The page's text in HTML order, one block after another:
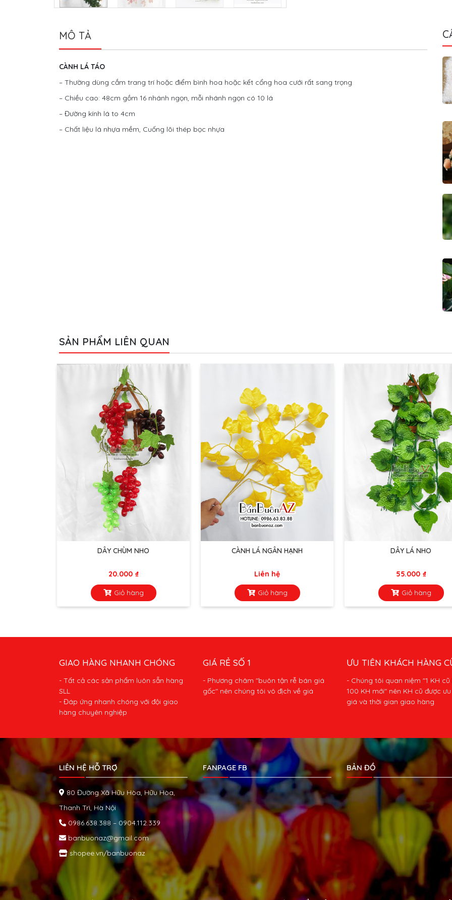
MÔ TẢ
CÀNH LÁ TÁO
– Thường dùng cắm trang trí hoặc điểm bình hoa hoặc kết cổng hoa cưới rất sang trọng
– Chiều cao: 48cm gồm 16 nhánh ngọn, mỗi nhánh ngọn có 10 lá
– Đường kính lá to 4cm
– Chất liệu lá nhựa mềm, Cuống lõi thép bọc nhựa
SẢN PHẨM LIÊN QUAN
DÂY CHÙM NHO
20.000 ₫
Giỏ hàng
CÀNH LÁ NGÂN HẠNH
Liên hệ
Giỏ hàng
DÂY LÁ NHO
55.000 ₫
Giỏ hàng
GIAO HÀNG NHANH CHÓNG
- Tất cả các sản phẩm luôn sẵn hàng
SLL
- Đáp ứng nhanh chóng với đội giao
hàng chuyên nghiệp
GIÁ RẺ SỐ 1
- Phương châm "buôn tận rễ bán giá
gốc" nên chúng tôi vô địch về giá
ƯU TIÊN KHÁCH HÀNG
- Chúng tôi quan niệm "1 KH
100 KH mới" nên KH cũ được
giá và thời gian giao hàng
LIÊN HỆ HỖ TRỢ
80 Đường Xã Hữu Hòa, Hữu Hòa,
Thanh Trì, Hà Nội
0986.638.388 – 0904.112.339
banbuonaz@gmail.com
shopee.vn/banbuonaz
FANPAGE FB BẢN ĐỒ